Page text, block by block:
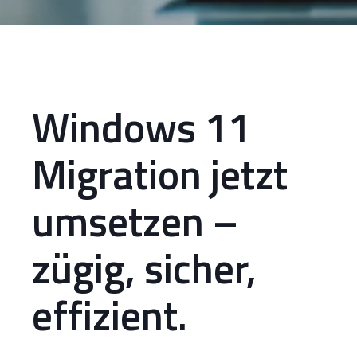
Windows 11
Migration jetzt
umsetzen –
zügig, sicher,
effizient.